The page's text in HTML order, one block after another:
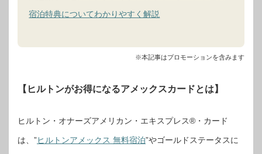
宿泊特典についてわかりやすく解説
※本記事はプロモーションを含みます
【ヒルトンがお得になるアメックスカードとは】
ヒルトン・オナーズアメリカン・エキスプレス®・カード
は、”ヒルトンアメックス 無料宿泊”やゴールドステータスに